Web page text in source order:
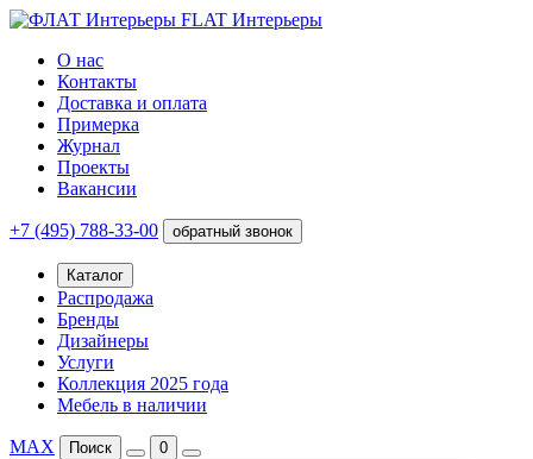
FLAT Интерьеры
О нас
Контакты
Доставка и оплата
Примерка
Журнал
Проекты
Вакансии
+7 (495) 788-33-00 обратный звонок
Каталог
Распродажа
Бренды
Дизайнеры
Услуги
Коллекция 2025 года
Мебель в наличии
MAX Поиск 0